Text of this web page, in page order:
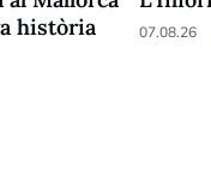
història
07.08.26